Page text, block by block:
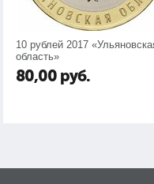
10 рублей 2017
область»
80,00 руб.